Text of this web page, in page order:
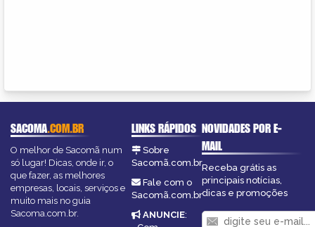
SACOMA.COM.BR
O melhor de Sacomã num
só lugar! Dicas, onde ir, o
que fazer, as melhores
empresas, locais, serviços e
muito mais no guia
Sacoma.com.br.
LINKS RÁPIDOS
Sobre
Sacomã.com.br
Fale com o
Sacomã.com.br
ANUNCIE:
NOVIDADES POR E-
MAIL
Receba grátis as
principais notícias,
dicas e promoções